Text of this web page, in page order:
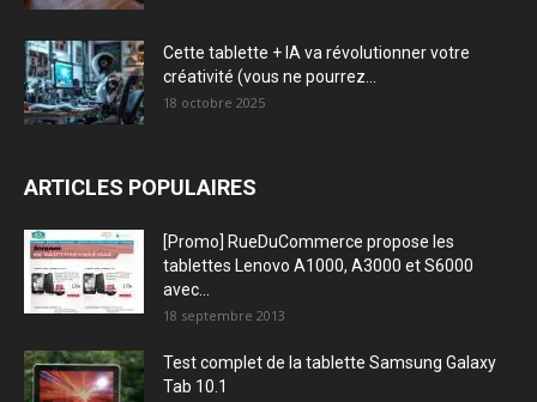
Cette tablette + IA va révolutionner votre
créativité (vous ne pourrez...
18 octobre 2025
ARTICLES POPULAIRES
[Promo] RueDuCommerce propose les
tablettes Lenovo A1000, A3000 et S6000
avec...
18 septembre 2013
Test complet de la tablette Samsung Galaxy
Tab 10.1